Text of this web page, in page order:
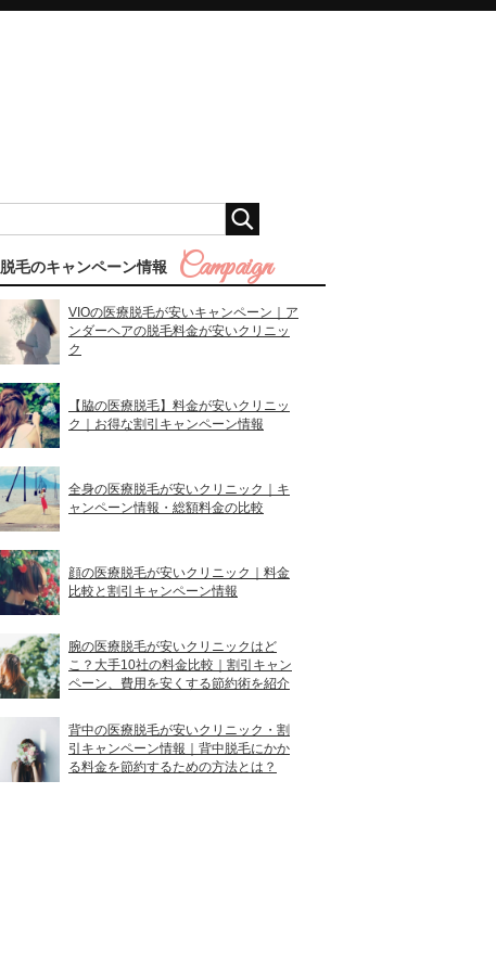
脱毛のキャンペーン情報
VIOの医療脱毛が安いキャンペーン｜ア
ンダーヘアの脱毛料金が安いクリニッ
ク
【脇の医療脱毛】料金が安いクリニッ
ク｜お得な割引キャンペーン情報
全身の医療脱毛が安いクリニック｜キ
ャンペーン情報・総額料金の比較
顔の医療脱毛が安いクリニック｜料金
比較と割引キャンペーン情報
腕の医療脱毛が安いクリニックはど
こ？大手10社の料金比較｜割引キャン
ペーン、費用を安くする節約術を紹介
背中の医療脱毛が安いクリニック・割
引キャンペーン情報｜背中脱毛にかか
る料金を節約するための方法とは？